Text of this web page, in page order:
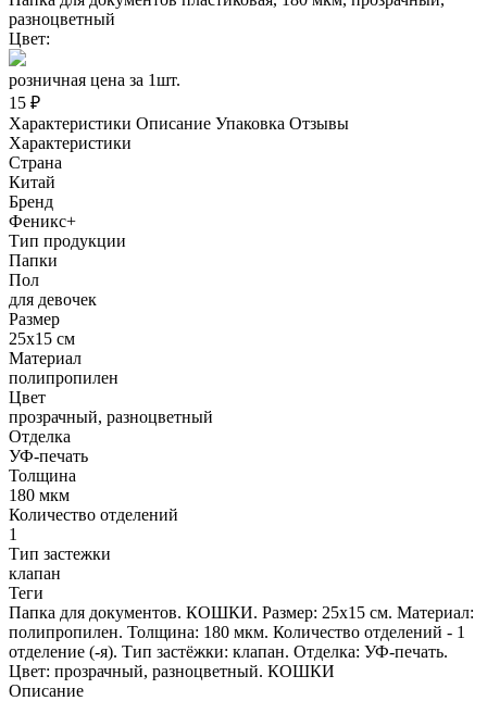
разноцветный
Цвет:
розничная цена за 1шт.
15 ₽
Характеристики Описание Упаковка Отзывы
Характеристики
Страна
Китай
Бренд
Феникс+
Тип продукции
Папки
Пол
для девочек
Размер
25х15 см
Материал
полипропилен
Цвет
прозрачный, разноцветный
Отделка
УФ-печать
Толщина
180 мкм
Количество отделений
1
Тип застежки
клапан
Теги
Папка для документов. КОШКИ. Размер: 25х15 см. Материал:
полипропилен. Толщина: 180 мкм. Количество отделений - 1
отделение (-я). Тип застёжки: клапан. Отделка: УФ-печать.
Цвет: прозрачный, разноцветный. КОШКИ
Описание